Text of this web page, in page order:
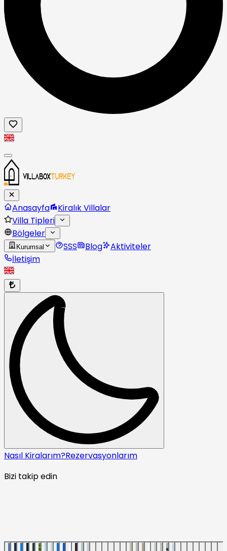
Anasayfa
Kiralık Villalar
Villa Tipleri
Bölgeler
Kurumsal SSS Blog
Aktiviteler
İletişim
Nasıl Kiralarım?Rezervasyonlarım
Bizi takip edin